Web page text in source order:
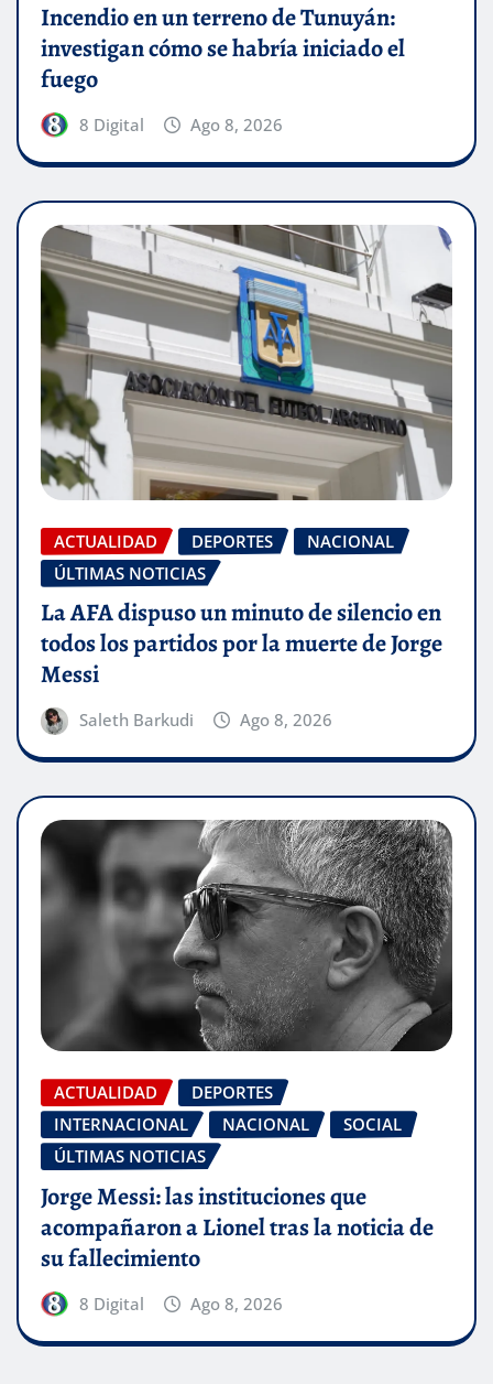
Incendio en un terreno de Tunuyán:
investigan cómo se habría iniciado el
fuego
8 Digital Ago 8, 2026
ACTUALIDAD DEPORTES
NACIONAL
ÚLTIMAS NOTICIAS
La AFA dispuso un minuto de silencio en
todos los partidos por la muerte de Jorge
Messi
Saleth Barkudi Ago 8, 2026
ACTUALIDAD
DEPORTES
INTERNACIONAL
NACIONAL
SOCIAL
ÚLTIMAS NOTICIAS
Jorge Messi: las instituciones que
acompañaron a Lionel tras la noticia de
su fallecimiento
8 Digital Ago 8, 2026